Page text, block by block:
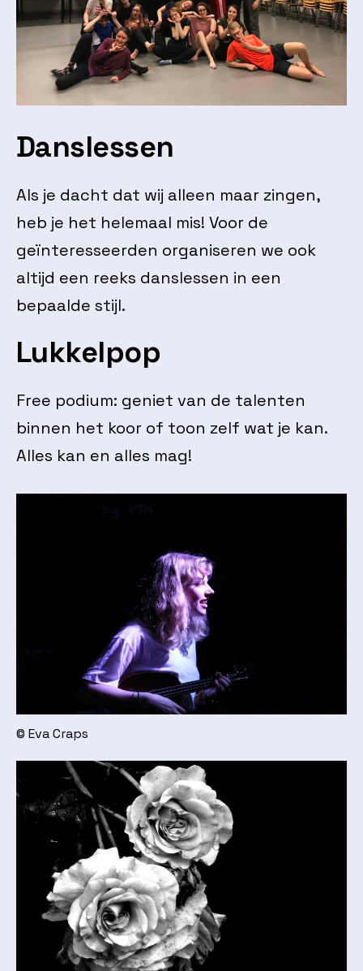
Danslessen
Als je dacht dat wij alleen maar zingen,
heb je het helemaal mis! Voor de
geïnteresseerden organiseren we ook
altijd een reeks danslessen in een
bepaalde stijl.
Lukkelpop
Free podium: geniet van de talenten
binnen het koor of toon zelf wat je kan.
Alles kan en alles mag!
© Eva Craps